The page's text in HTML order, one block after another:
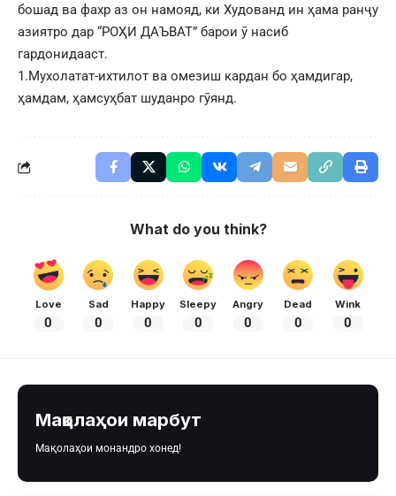
бошад ва фахр аз он намояд, ки Худованд ин ҳама ранҷу
азиятро дар “РОҲИ ДАЪВАТ” барои ӯ насиб
гардонидааст.
1.Мухолатат-ихтилот ва омезиш кардан бо ҳамдигар,
ҳамдам, ҳамсуҳбат шуданро гӯянд.
What do you think?
Love
0
Sad
0
Happy
0
Sleepy
0
Angry
0
Dead
0
Wink
0
Мақолаҳои марбут
Мақолаҳои монандро хонед!